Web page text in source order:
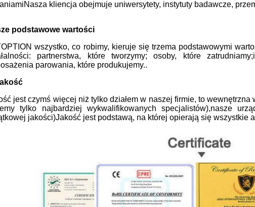
kliencja obejmuje uniwersytety, instytuty badawcze,
podstawowe wartości
wszystko, co robimy, kieruje się trzema podstawowymi
partnerstwa, które tworzymy; osoby, które
parowania, które produkujemy..
jest czymś więcej niż tylko działem w naszej firmie, to
tylko najbardziej wykwalifikowanych specjalistów),nasze
jakości)Jakość jest podstawą, na której opierają się wszystkie